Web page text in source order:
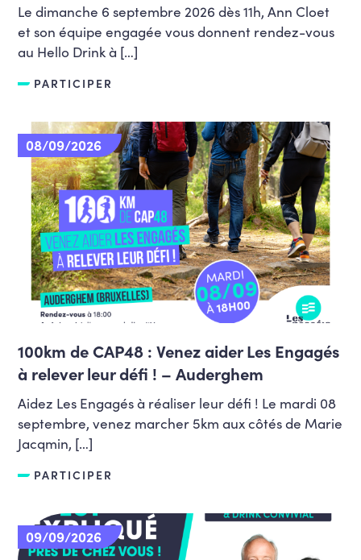
Le dimanche 6 septembre 2026 dès 11h, Ann Cloet
et son équipe engagée vous donnent rendez-vous
au Hello Drink à […]
PARTICIPER
08/09/2026
100km de CAP48 : Venez aider Les Engagés
à relever leur défi ! – Auderghem
Aidez Les Engagés à réaliser leur défi ! Le mardi 08
septembre, venez marcher 5km aux côtés de Marie
Jacqmin, […]
PARTICIPER
09/09/2026